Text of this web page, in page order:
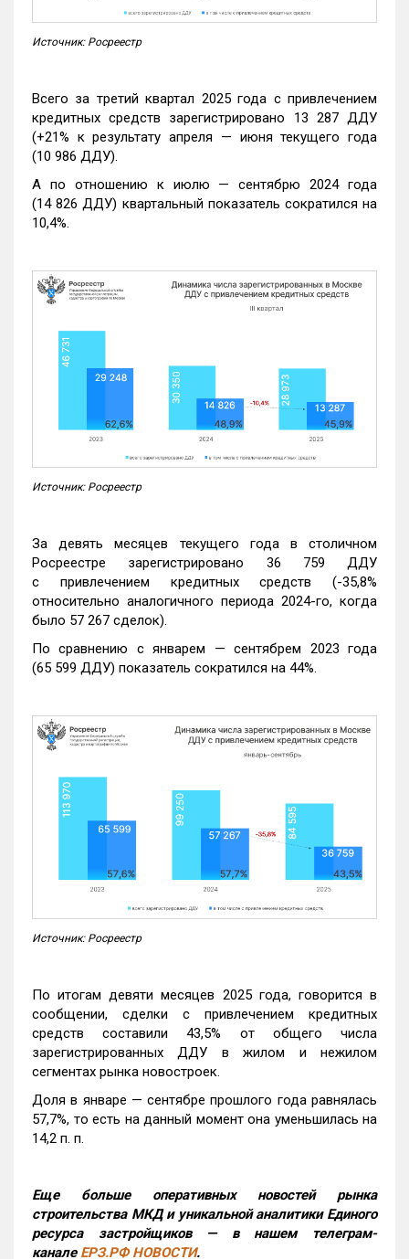
Источник: Росреестр
Всего за третий квартал 2025 года с привлечением
кредитных средств зарегистрировано 13 287 ДДУ
(+21% к результату апреля — июня текущего года
(10 986 ДДУ).
А по отношению к июлю — сентябрю 2024 года
(14 826 ДДУ) квартальный показатель сократился на
10,4%.
Источник: Росреестр
За девять месяцев текущего года в столичном
Росреестре зарегистрировано 36 759 ДДУ
с привлечением кредитных средств (-35,8%
относительно аналогичного периода 2024-го, когда
было 57 267 сделок).
По сравнению с январем — сентябрем 2023 года
(65 599 ДДУ) показатель сократился на 44%.
Источник: Росреестр
По итогам девяти месяцев 2025 года, говорится в
сообщении, сделки с привлечением кредитных
средств составили 43,5% от общего числа
зарегистрированных ДДУ в жилом и нежилом
сегментах рынка новостроек.
Доля в январе — сентябре прошлого года равнялась
57,7%, то есть на данный момент она уменьшилась на
14,2 п. п.
Еще больше оперативных новостей рынка
строительства МКД и уникальной аналитики Единого
ресурса застройщиков — в нашем телеграм-
канале ЕРЗ.РФ НОВОСТИ.